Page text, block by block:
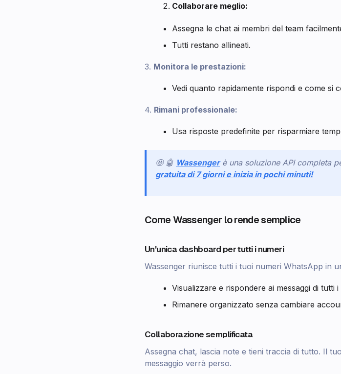
Collaborare meglio:
Assegna le chat ai membri del team
Tutti restano allineati.
3. Monitora le prestazioni:
Vedi quanto rapidamente rispondi e come si
4. Rimani professionale:
Usa risposte predefinite per risparmiare
🤩 🤖 Wassenger è una soluzione API completa
gratuita di 7 giorni e inizia in pochi minuti!
Come Wassenger lo rende semplice
Un'unica dashboard per tutti i numeri
Wassenger riunisce tutti i tuoi numeri WhatsApp in
Visualizzare e rispondere ai messaggi di tutti i
Rimanere organizzato senza cambiare
Collaborazione semplificata
Assegna chat, lascia note e tieni traccia di tutto. Il
messaggio verrà perso.